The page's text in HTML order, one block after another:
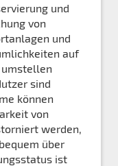
und
von
und
auf
sind
können
von
werden,
über
ist